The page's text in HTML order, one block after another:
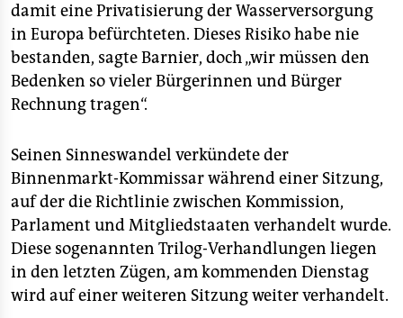
fragen & hilfe
unterstützen
abo
epaper login
damit eine Privatisierung der Wasserversorgung
in Europa befürchteten. Dieses Risiko habe nie
bestanden, sagte Barnier, doch „wir müssen den
Bedenken so vieler Bürgerinnen und Bürger
Rechnung tragen“.
Seinen Sinneswandel verkündete der
Binnenmarkt-Kommissar während einer Sitzung,
auf der die Richtlinie zwischen Kommission,
Parlament und Mitgliedstaaten verhandelt wurde.
Diese sogenannten Trilog-Verhandlungen liegen
in den letzten Zügen, am kommenden Dienstag
wird auf einer weiteren Sitzung weiter verhandelt.